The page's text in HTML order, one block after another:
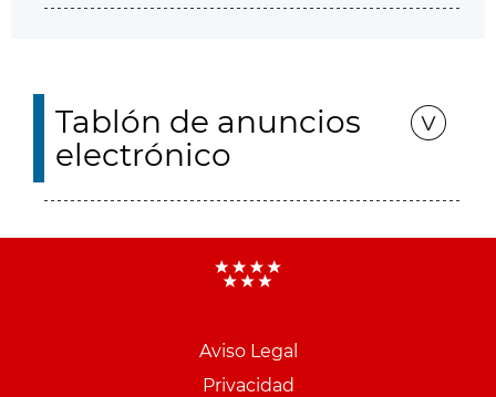
Tablón de anuncios
electrónico
Aviso Legal
Privacidad